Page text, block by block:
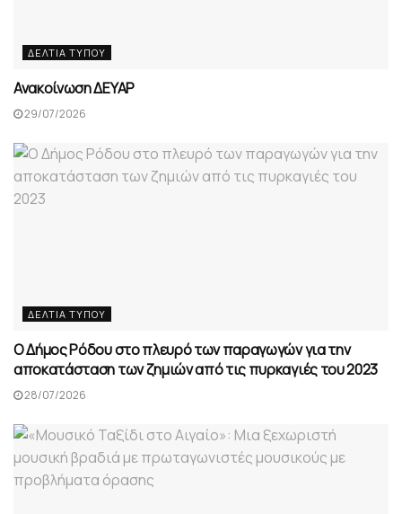
ΔΕΛΤΊΑ ΤΎΠΟΥ
Ανακοίνωση ΔΕΥΑΡ
29/07/2026
ΔΕΛΤΊΑ ΤΎΠΟΥ
Ο Δήμος Ρόδου στο πλευρό των παραγωγών για την
αποκατάσταση των ζημιών από τις πυρκαγιές του 2023
28/07/2026